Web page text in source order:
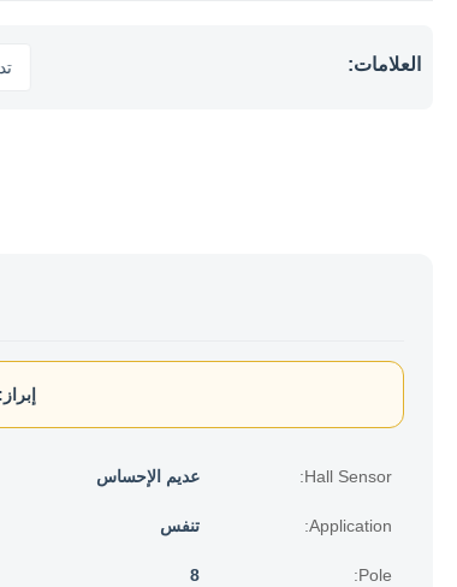
العلامات:
إبراز:
Hall Sensor: عديم الإحساس
Application: تنفس
Pole:
8